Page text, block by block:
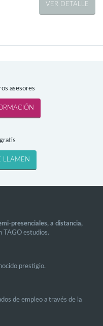
VER DETALLE
asesores
presenciales, a distancia,
TAGO estudios.
prestigio.
de empleo a través de la